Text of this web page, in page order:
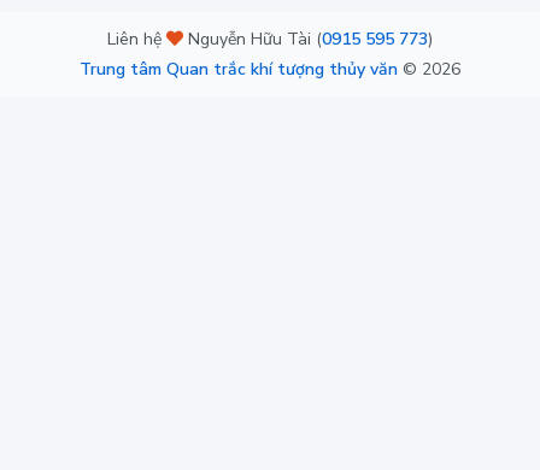
Liên hệ Nguyễn Hữu Tài (0915 595 773)
Trung tâm Quan trắc khí tượng thủy văn © 2026